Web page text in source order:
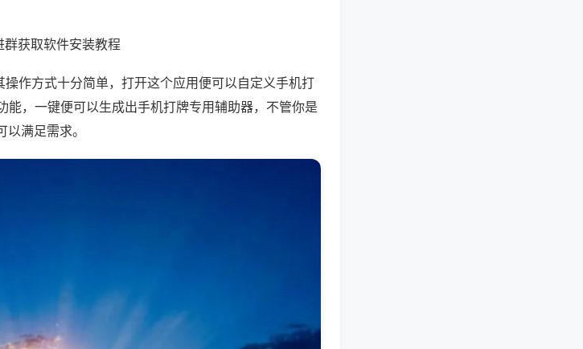
获取软件安装教程
作方式十分简单，打开这个应用便可以自定义手机打
能，一键便可以生成出手机打牌专用辅助器，不管你是
满足需求。